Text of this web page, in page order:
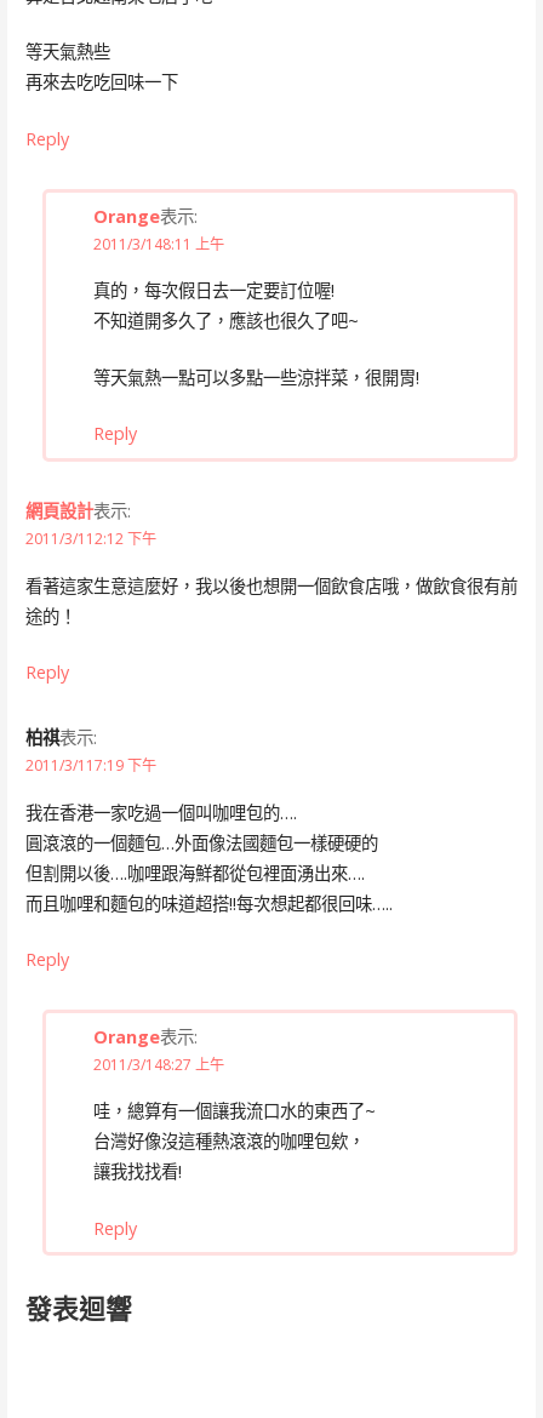
等天氣熱些
再來去吃吃回味一下
Reply
Orange表示:
2011/3/148:11 上午
真的，每次假日去一定要訂位喔!
不知道開多久了，應該也很久了吧~
等天氣熱一點可以多點一些涼拌菜，很開胃!
Reply
網頁設計表示:
2011/3/112:12 下午
看著這家生意這麼好，我以後也想開一個飲食店哦，做飲食很有前
途的！
Reply
柏祺表示:
2011/3/117:19 下午
我在香港一家吃過一個叫咖哩包的….
圓滾滾的一個麵包…外面像法國麵包一樣硬硬的
但割開以後….咖哩跟海鮮都從包裡面湧出來….
而且咖哩和麵包的味道超搭!!每次想起都很回味…..
Reply
Orange表示:
2011/3/148:27 上午
哇，總算有一個讓我流口水的東西了~
台灣好像沒這種熱滾滾的咖哩包欸，
讓我找找看!
Reply
發表迴響